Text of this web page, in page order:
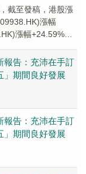
截至發稿，港股漲
漲幅
漲幅+24.59%、
報告：充沛在手訂
」期間良好發展
報告：充沛在手訂
」期間良好發展